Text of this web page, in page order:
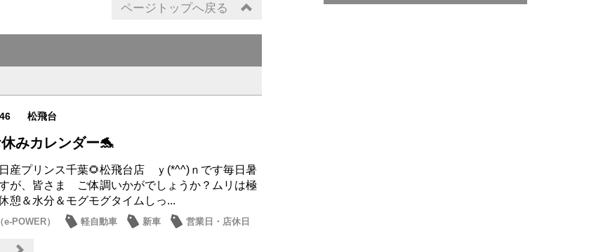
ページトップへ戻る
松飛台
みカレンダー🐬
産プリンス千葉🌻松飛台店 ｙ(*^^)ｎです毎日暑
が、皆さま ご体調いかがでしょうか？ムリは極
憩＆水分＆モグモグタイムしっ...
POWER） 軽自動車 新車
営業日・店休日